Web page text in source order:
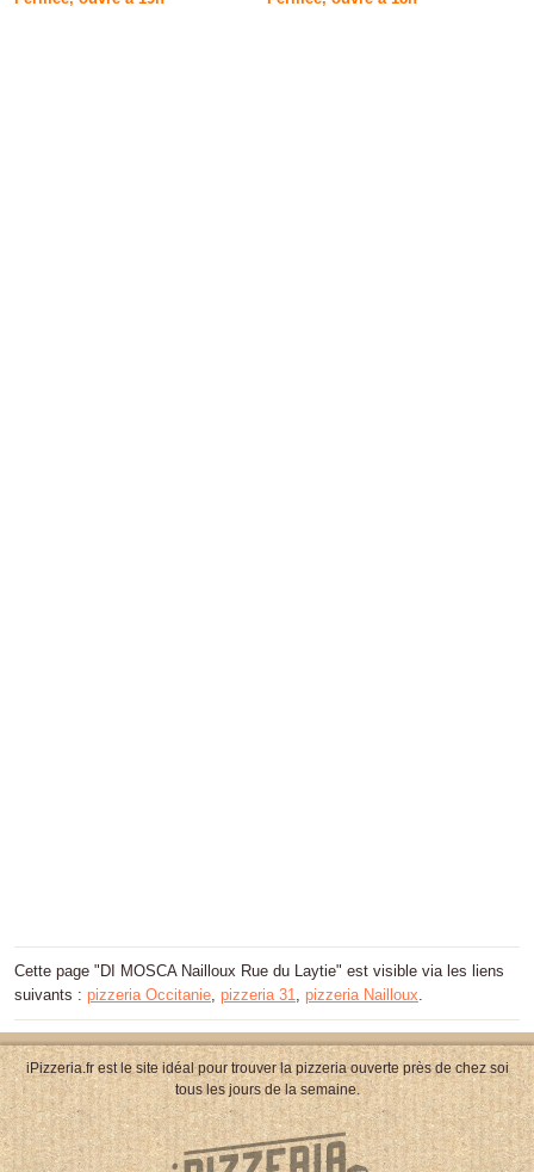
Cette page "DI MOSCA Nailloux Rue du Laytie" est visible via les liens
suivants : pizzeria Occitanie pizzeria 31 pizzeria Nailloux
iPizzeria.fr est le site idéal pour trouver la pizzeria ouverte près de chez soi
tous les jours de la semaine.